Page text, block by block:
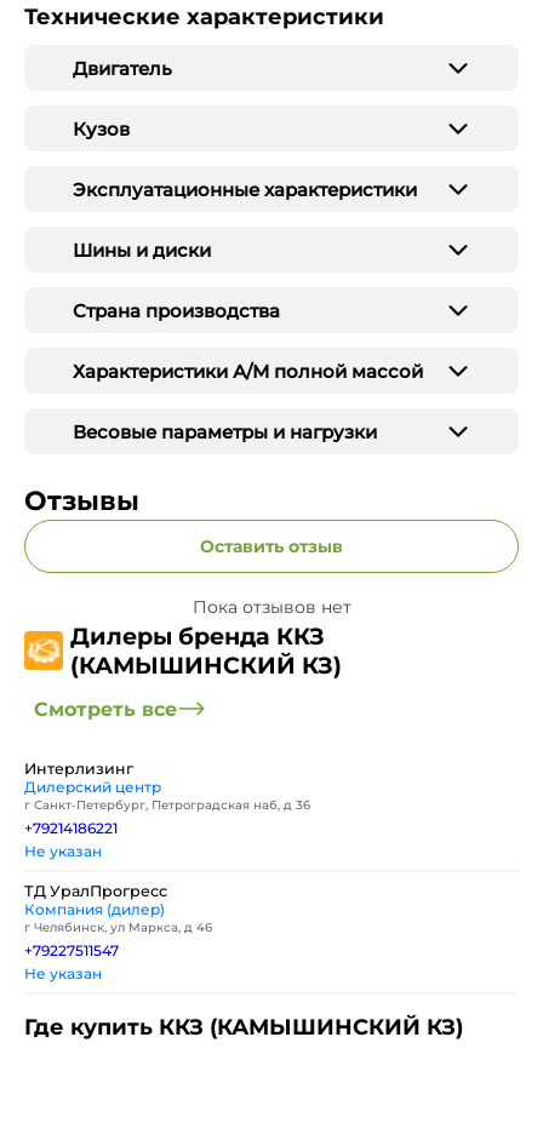
Технические характеристики
Двигатель
Кузов
Эксплуатационные характеристики
Шины и диски
Страна производства
Характеристики А/М полной массой
Весовые параметры и нагрузки
Отзывы
Оставить отзыв
Пока отзывов нет
Дилеры бренда ККЗ
(КАМЫШИНСКИЙ КЗ)
Смотреть все
Интерлизинг
Дилерский центр
г Санкт-Петербург, Петроградская наб, д 36
+79214186221
Не указан
ТД УралПрогресс
Компания (дилер)
г Челябинск, ул Маркса, д 46
+79227511547
Не указан
Где купить ККЗ (КАМЫШИНСКИЙ КЗ)